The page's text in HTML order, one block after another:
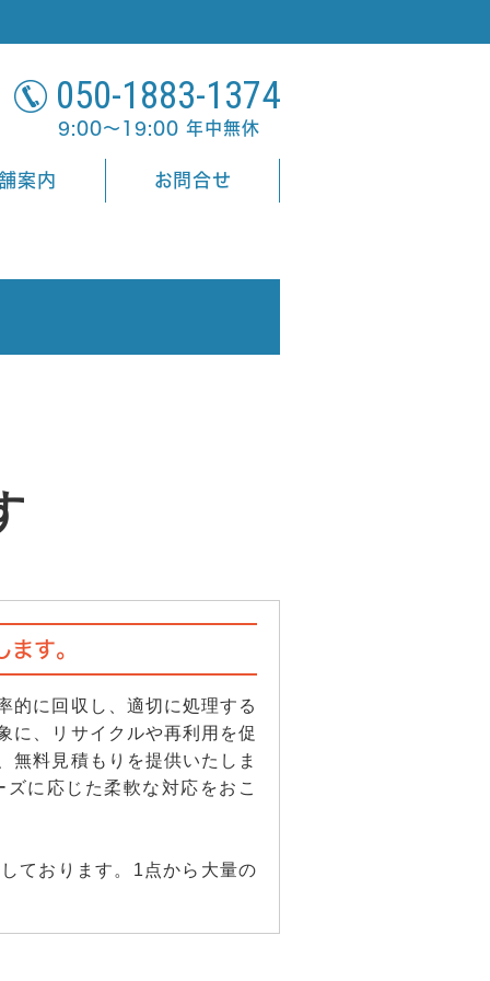
050-1883-1374
9:00～19:00 年中無休
案内 お問合せ
す。
的に回収し、適切に処理する
に、リサイクルや再利用を促
無料見積もりを提供いたしま
に応じた柔軟な対応をおこ
ております。1点から大量の